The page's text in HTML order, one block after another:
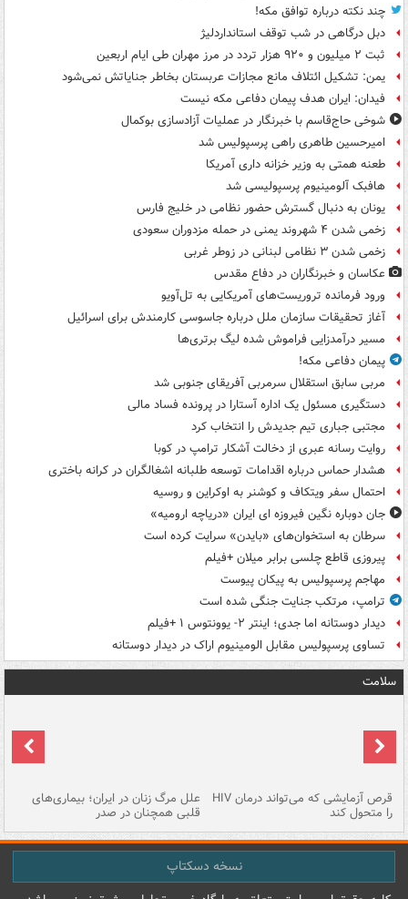
چند نکته درباره توافق مکه!
دبل درگاهی در شب توقف استانداردلیژ
ثبت ۲ میلیون و ۹۲۰ هزار تردد در مرز مهران طی ایام اربعین
یمن: تشکیل ائتلاف مانع مجازات عربستان بخاطر جنایاتش نمی‌شود
فیدان: ایران هدف پیمان دفاعی مکه نیست
شوخی حاج‌قاسم با خبرنگار در عملیات آزادسازی بوکمال
امیرحسین طاهری راهی پرسپولیس شد
طعنه همتی به وزیر خزانه داری آمریکا
هافبک آلومینیوم پرسپولیسی شد
یونان به دنبال گسترش حضور نظامی در خلیج فارس
زخمی شدن ۴ شهروند یمنی در حمله مزدوران سعودی
زخمی شدن ۳ نظامی لبنانی در زوطر غربی
عکاسان و خبرنگاران در دفاع مقدس
ورود فرمانده تروریست‌های آمریکایی به تل‌آویو
آغاز تحقیقات سازمان ملل درباره جاسوسی کارمندش برای اسرائیل
مسیر درآمدزایی فراموش شده لیگ برتری‌ها
پیمان دفاعی مکه!
مربی سابق استقلال سرمربی آفریقای جنوبی شد
دستگیری مسئول یک اداره آستارا در پرونده فساد مالی
مجتبی جباری تیم جدیدش را انتخاب کرد
روایت رسانه عبری از دخالت آشکار ترامپ در کوبا
هشدار حماس درباره اقدامات توسعه طلبانه اشغالگران در کرانه باختری
احتمال سفر ویتکاف و کوشنر به اوکراین و روسیه
جان دوباره نگین فیروزه ای ایران «دریاچه ارومیه»
سرطان به استخوان‌های «بایدن» سرایت کرده است
پیروزی قاطع چلسی برابر میلان +فیلم
مهاجم پرسپولیس به پیکان پیوست
ترامپ، مرتکب جنایت جنگی شده است
دیدار دوستانه اما جدی؛ اینتر ۲- یوونتوس ۱ +فیلم
تساوی پرسپولیس مقابل الومینیوم اراک در دیدار دوستانه
سلامت
قرص آزمایشی که می‌تواند درمان HIV
را متحول کند
علل مرگ زنان در ایران؛ بیماری‌های
قلبی همچنان در صدر
نسخه دسکتاپ